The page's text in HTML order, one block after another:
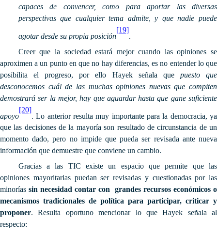
capaces de convencer, como para aportar las diversas
perspectivas que cualquier tema admite, y que nadie puede
agotar desde su propia posición
[19]
.
Creer que la sociedad estará mejor cuando las opiniones se
aproximen a un punto en que no hay diferencias, es no entender lo que
posibilita el progreso, por ello Hayek señala que puesto que
desconocemos cuál de las muchas opiniones nuevas que compiten
demostrará ser la mejor, hay que aguardar hasta que gane suficiente
apoyo
[20]
. Lo anterior resulta muy importante para la democracia, ya
que las decisiones de la mayoría son resultado de circunstancia de un
momento dado, pero no impide que pueda ser revisada ante nueva
información que demuestre que conviene un cambio.
Gracias a las TIC existe un espacio que permite que las
opiniones mayoritarias puedan ser revisadas y cuestionadas por las
minorías sin necesidad contar con grandes recursos económicos o
mecanismos tradicionales de política para participar, criticar y
proponer. Resulta oportuno mencionar lo que Hayek señala al
respecto: